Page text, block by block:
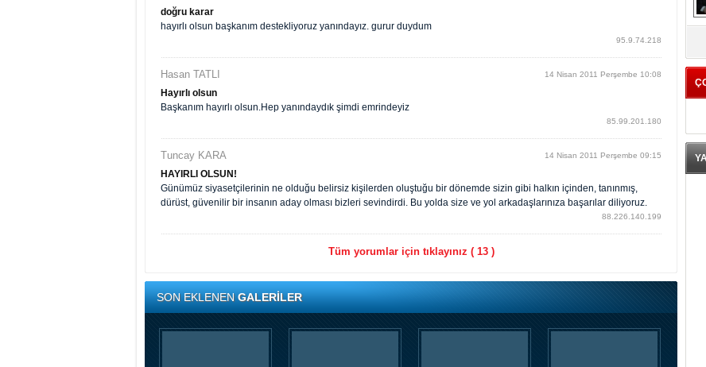
doğru karar
hayırlı olsun başkanım destekliyoruz yanındayız. gurur duydum
95.9.74.218
Hasan TATLI 14 Nisan 2011 Perşembe 10:08
Hayırlı olsun
Başkanım hayırlı olsun.Hep yanındaydık şimdi emrindeyiz
85.99.201.180
Tuncay KARA 14 Nisan 2011 Perşembe 09:15
HAYIRLI OLSUN!
Günümüz siyasetçilerinin ne olduğu belirsiz kişilerden oluştuğu bir dönemde sizin gibi halkın içinden, tanınmış,
dürüst, güvenilir bir insanın aday olması bizleri sevindirdi. Bu yolda size ve yol arkadaşlarınıza başarılar diliyoruz.
88.226.140.199
Tüm yorumlar için tıklayınız ( 13 )
SON EKLENENGALERİLER